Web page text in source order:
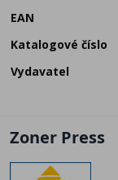
EAN
Katalogové číslo
Vydavatel
Zoner Press